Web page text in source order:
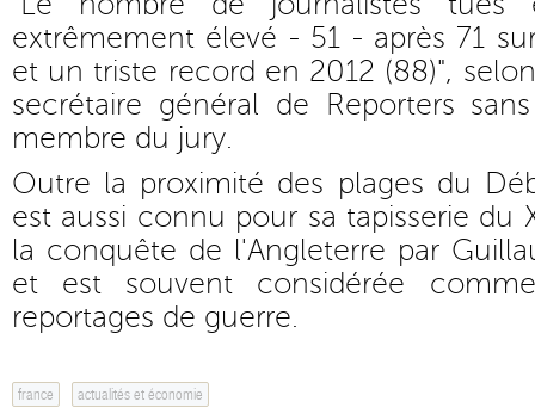
extrêmement élevé - 51 - après 71
et un triste record en 2012 (88)",
secrétaire général de Reporters
membre du jury.
Outre la proximité des plages du
est aussi connu pour sa tapisserie du
la conquête de l'Angleterre par
et est souvent considérée
reportages de guerre.
france actualités et économie